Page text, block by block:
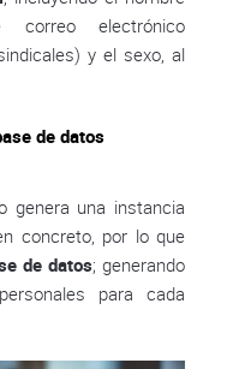
correo electrónico
y el sexo, al
de datos
genera una instancia
concreto, por lo que
de datos; generando
para cada